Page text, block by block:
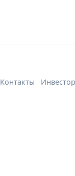
Контакты